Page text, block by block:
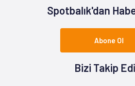
Spotbalık'dan
Abone Ol
Bizi Takip